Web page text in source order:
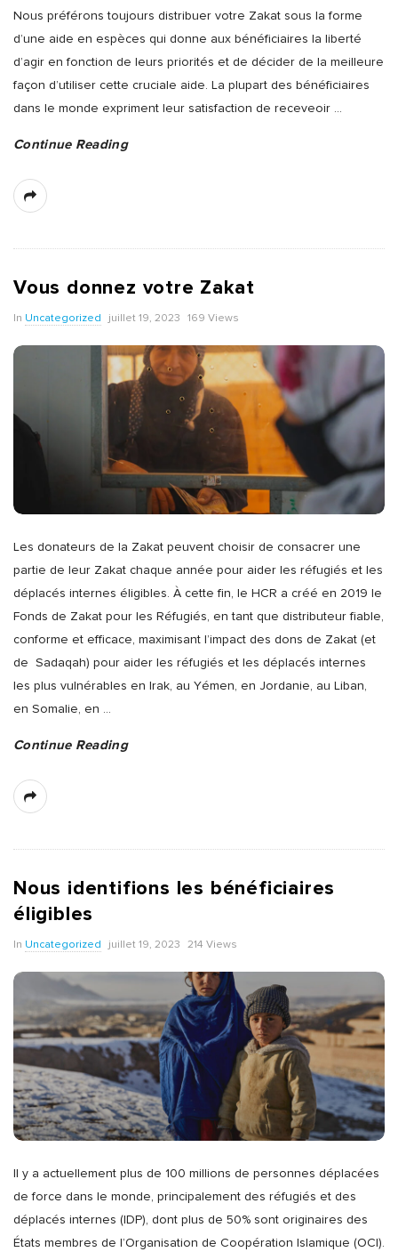
Nous préférons toujours distribuer votre Zakat sous la forme
d’une aide en espèces qui donne aux bénéficiaires la liberté
d’agir en fonction de leurs priorités et de décider de la meilleure
façon d’utiliser cette cruciale aide. La plupart des bénéficiaires
dans le monde expriment leur satisfaction de receveoir …
Continue Reading
Vous donnez votre Zakat
In Uncategorized juillet 19, 2023 169 Views
Les donateurs de la Zakat peuvent choisir de consacrer une
partie de leur Zakat chaque année pour aider les réfugiés et les
déplacés internes éligibles. À cette fin, le HCR a créé en 2019 le
Fonds de Zakat pour les Réfugiés, en tant que distributeur fiable,
conforme et efficace, maximisant l’impact des dons de Zakat (et
de Sadaqah) pour aider les réfugiés et les déplacés internes
les plus vulnérables en Irak, au Yémen, en Jordanie, au Liban,
en Somalie, en …
Continue Reading
Nous identifions les bénéficiaires
éligibles
In Uncategorized juillet 19, 2023 214 Views
Il y a actuellement plus de 100 millions de personnes déplacées
de force dans le monde, principalement des réfugiés et des
déplacés internes (IDP), dont plus de 50% sont originaires des
États membres de l’Organisation de Coopération Islamique (OCI).